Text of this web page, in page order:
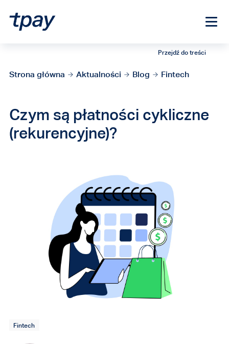
Przejdź do treści
Strona główna Aktualności Blog Fintech
Czym są płatności cykliczne
(rekurencyjne)?
Fintech